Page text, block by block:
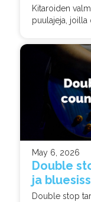
Kitaroiden
puulajeja, joilla
May 6, 2026
Double
ja
Double stop